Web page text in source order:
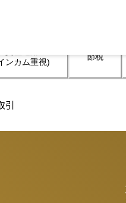
ンカム重視)
節税
引